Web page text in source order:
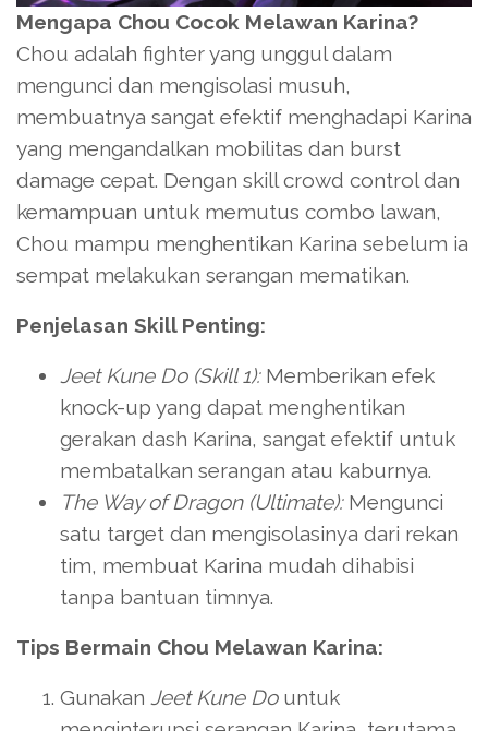
Mengapa Chou Cocok Melawan Karina?
Chou adalah fighter yang unggul dalam
mengunci dan mengisolasi musuh,
membuatnya sangat efektif menghadapi Karina
yang mengandalkan mobilitas dan burst
damage cepat. Dengan skill crowd control dan
kemampuan untuk memutus combo lawan,
Chou mampu menghentikan Karina sebelum ia
sempat melakukan serangan mematikan.
Penjelasan Skill Penting:
Jeet Kune Do (Skill 1):Memberikan efek
knock-up yang dapat menghentikan
gerakan dash Karina, sangat efektif untuk
membatalkan serangan atau kaburnya.
The Way of Dragon (Ultimate):Mengunci
satu target dan mengisolasinya dari rekan
tim, membuat Karina mudah dihabisi
tanpa bantuan timnya.
Tips Bermain Chou Melawan Karina:
Gunakan Jeet Kune Dountuk